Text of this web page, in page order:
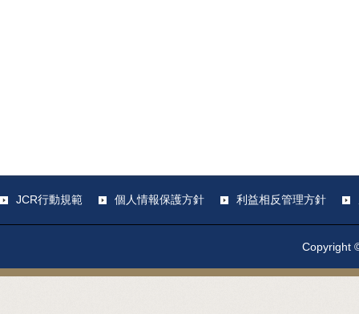
JCR行動規範 個人情報保護方針 利益相反管理方針
Copyright